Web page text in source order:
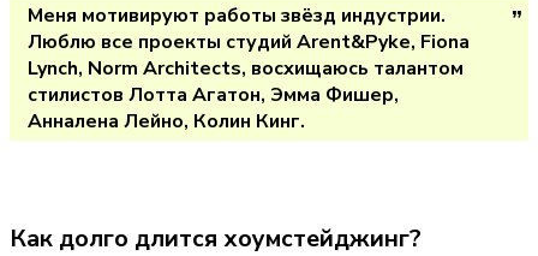
Меня мотивируют работы звёзд индустрии.
Люблю все проекты студий Arent&Pyke, Fiona
Lynch, Norm Architects, восхищаюсь талантом
стилистов Лотта Агатон, Эмма Фишер,
Анналена Лейно, Колин Кинг.
Как долго длится хоумстейджинг?